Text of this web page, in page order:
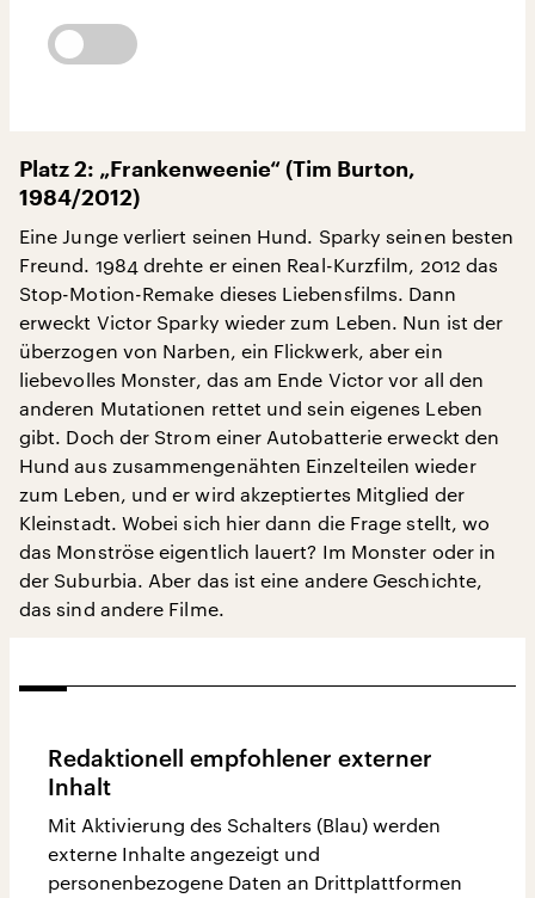
Platz 2: „Frankenweenie“ (Tim Burton,
1984/2012)
Eine Junge verliert seinen Hund. Sparky seinen besten
Freund. 1984 drehte er einen Real-Kurzfilm, 2012 das
Stop-Motion-Remake dieses Liebensfilms. Dann
erweckt Victor Sparky wieder zum Leben. Nun ist der
überzogen von Narben, ein Flickwerk, aber ein
liebevolles Monster, das am Ende Victor vor all den
anderen Mutationen rettet und sein eigenes Leben
gibt. Doch der Strom einer Autobatterie erweckt den
Hund aus zusammengenähten Einzelteilen wieder
zum Leben, und er wird akzeptiertes Mitglied der
Kleinstadt. Wobei sich hier dann die Frage stellt, wo
das Monströse eigentlich lauert? Im Monster oder in
der Suburbia. Aber das ist eine andere Geschichte,
das sind andere Filme.
Redaktionell empfohlener externer
Inhalt
Mit Aktivierung des Schalters (Blau) werden
externe Inhalte angezeigt und
personenbezogene Daten an Drittplattformen